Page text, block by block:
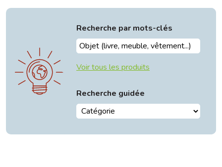
Recherche par mots-clés
Voir tous les produits
Recherche guidée